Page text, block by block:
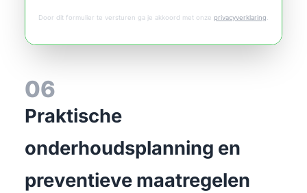
Door dit formulier te versturen ga je akkoord met onze privacyverklaring
06
Praktische
onderhoudsplanning en
preventieve maatregelen